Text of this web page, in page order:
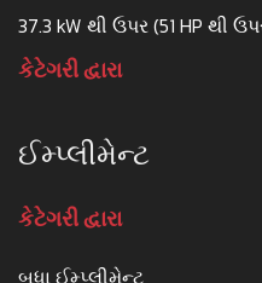
37.3 kW થી ઉપર (51 HP થી
કેટેગરી દ્વારા
ઈમ્પ્લીમેન્ટ
કેટેગરી દ્વારા
બધા ઈમ્પ્લીમેન્ટ